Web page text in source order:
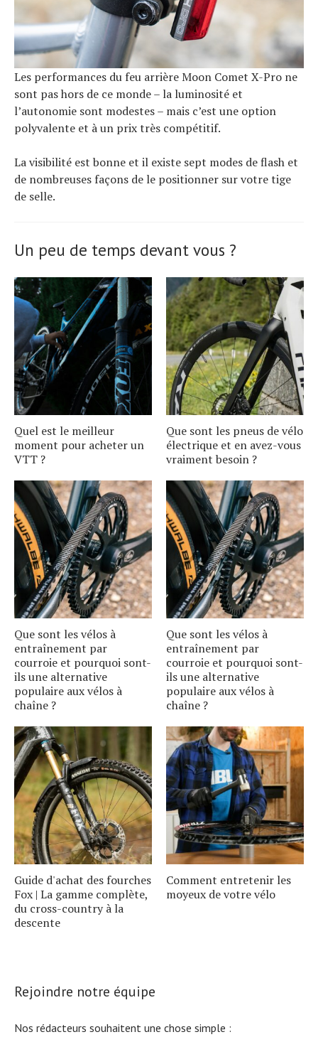
Les performances du feu arrière Moon Comet X-Pro ne
sont pas hors de ce monde – la luminosité et
l’autonomie sont modestes – mais c’est une option
polyvalente et à un prix très compétitif.
La visibilité est bonne et il existe sept modes de flash et
de nombreuses façons de le positionner sur votre tige
de selle.
Un peu de temps devant vous ?
Quel est le meilleur
moment pour acheter un
VTT ?
Que sont les pneus de vélo
électrique et en avez-vous
vraiment besoin ?
Que sont les vélos à
entraînement par
courroie et pourquoi sont-
ils une alternative
populaire aux vélos à
chaîne ?
Que sont les vélos à
entraînement par
courroie et pourquoi sont-
ils une alternative
populaire aux vélos à
chaîne ?
Guide d'achat des fourches
Fox | La gamme complète,
du cross-country à la
descente
Comment entretenir les
moyeux de votre vélo
Rejoindre notre équipe
Nos rédacteurs souhaitent une chose simple :